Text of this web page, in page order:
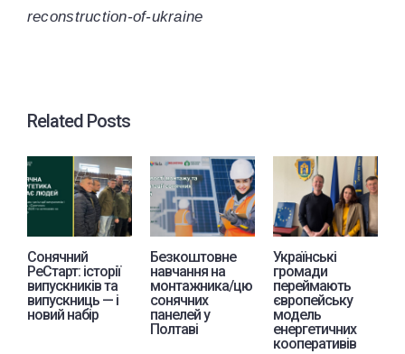
reconstruction-of-ukraine
Related Posts
Сонячний
РеСтарт: історії
випускників та
випускниць — і
новий набір
Безкоштовне
навчання на
монтажника/цю
сонячних
панелей у
Полтаві
Українські
громади
переймають
європейську
модель
енергетичних
кооперативів